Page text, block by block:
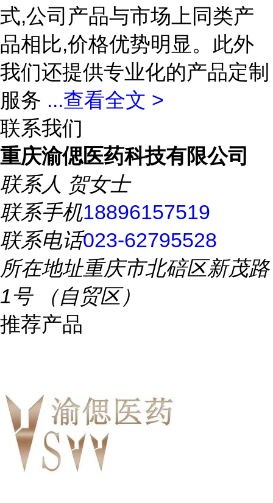
式,公司产品与市场上同类产
品相比,价格优势明显。此外
我们还提供专业化的产品定制
服务 ...查看全文 >
联系我们
重庆渝偲医药科技有限公司
联系人 贺女士
联系手机18896157519
联系电话023-62795528
所在地址重庆市北碚区新茂路
1号 （自贸区）
推荐产品